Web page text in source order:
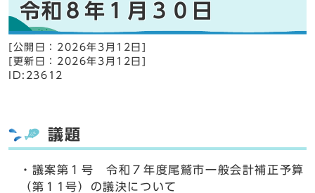
令和８年１月３０日
[公開日： 2026年3月12日
[更新日： 2026年3月12日
ID:23612
議題
・議案第１号 令和７年度尾鷲市一般会計補正予算
（第１1号）の議決について